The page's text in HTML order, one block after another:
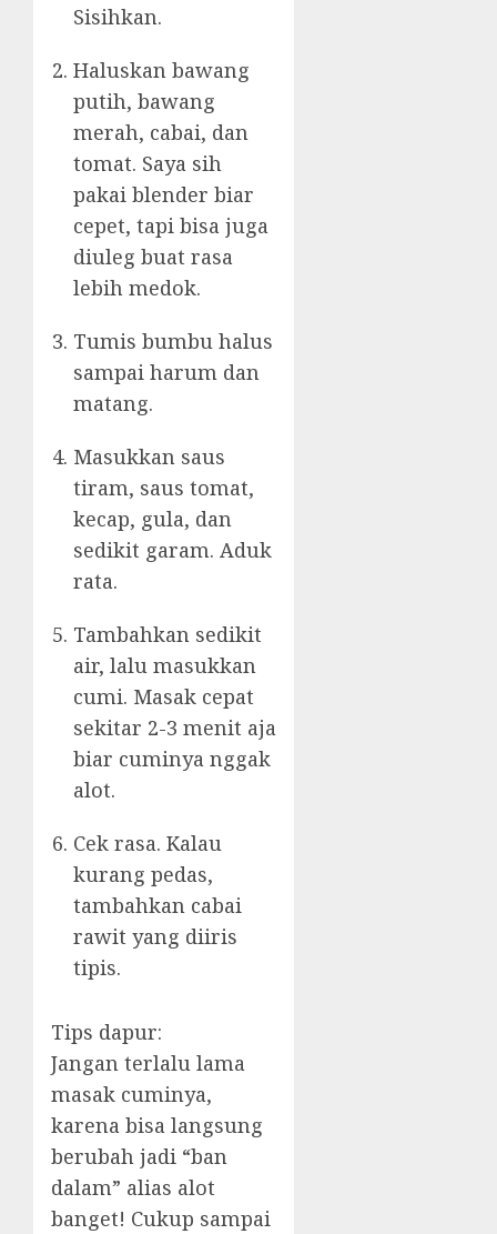
Sisihkan.
Haluskan bawang
putih, bawang
merah, cabai, dan
tomat. Saya sih
pakai blender biar
cepet, tapi bisa juga
diuleg buat rasa
lebih medok.
Tumis bumbu halus
sampai harum dan
matang.
Masukkan saus
tiram, saus tomat,
kecap, gula, dan
sedikit garam. Aduk
rata.
Tambahkan sedikit
air, lalu masukkan
cumi. Masak cepat
sekitar 2-3 menit aja
biar cuminya nggak
alot.
Cek rasa. Kalau
kurang pedas,
tambahkan cabai
rawit yang diiris
tipis.
Tips dapur:
Jangan terlalu lama
masak cuminya,
karena bisa langsung
berubah jadi “ban
dalam” alias alot
banget! Cukup sampai